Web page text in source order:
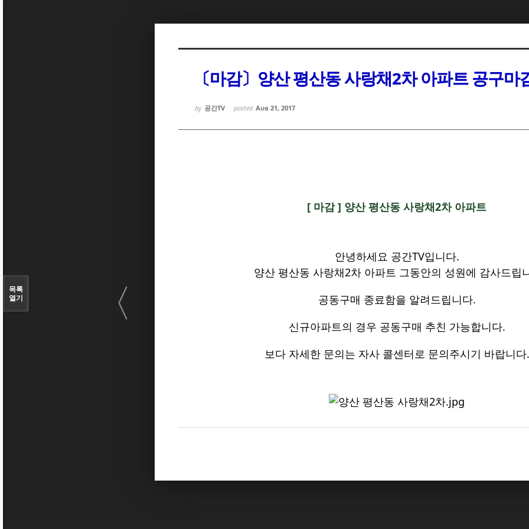
〔마감〕양산 평산동 사랑채2차 아파트 공구마
by 공간TV posted Aug 21, 2017
[ 마감 ] 양산 평산동 사랑채2차 아파트
안녕하세요 공간TV입니다.
양산 평산동 사랑채2차 아파트 그동안의 성원에 감사드립
공동구매 종료함을 알려드립니다.
신규아파트의 경우 공동구매 추친 가능합니다.
보다 자세한 문의는 자사 콜센터로 문의주시기 바랍니다.
〈
목록
열기
Sketchbook5, 스케치북5
Sketchbook5, 스케치북5
Sketchbook5, 스케치북5
Sketchbook5, 스케치북5